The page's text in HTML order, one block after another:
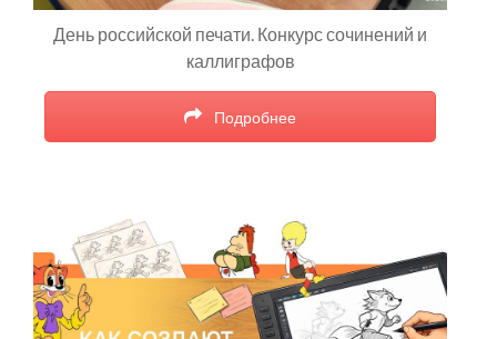
День российской печати. Конкурс сочинений и
каллиграфов
Подробнее